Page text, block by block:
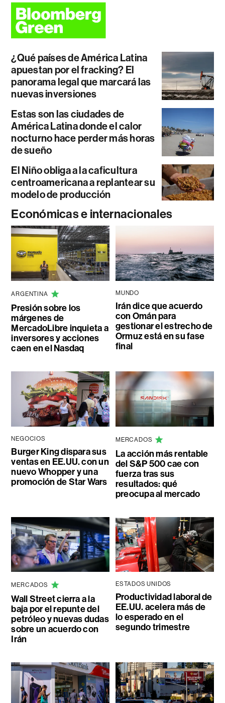
¿Qué países de América Latina
apuestan por el fracking? El
panorama legal que marcará las
nuevas inversiones
Estas son las ciudades de
América Latina donde el calor
nocturno hace perder más horas
de sueño
El Niño obliga a la caficultura
centroamericana a replantear su
modelo de producción
Económicas e internacionales
ARGENTINA
Presión sobre los
márgenes de
MercadoLibre inquieta a
inversores y acciones
caen en el Nasdaq
MUNDO
Irán dice que acuerdo
con Omán para
gestionar el estrecho de
Ormuz está en su fase
final
NEGOCIOS
Burger King dispara sus
ventas en EE.UU. con un
nuevo Whopper y una
promoción de Star Wars
MERCADOS
La acción más rentable
del S&P 500 cae con
fuerza tras sus
resultados: qué
preocupa al mercado
MERCADOS
Wall Street cierra a la
baja por el repunte del
petróleo y nuevas dudas
sobre un acuerdo con
Irán
ESTADOS UNIDOS
Productividad laboral de
EE.UU. acelera más de
lo esperado en el
segundo trimestre